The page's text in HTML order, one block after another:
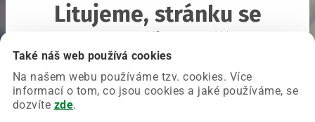
Také náš web používá cookies
Na našem webu používáme tzv. cookies. Více
informací o tom, co jsou cookies a jaké používáme, se
dozvíte zde.
Litujeme, stránku se
Chyba nastala na naší straně a už ji opravujeme.
Zkuste prosím znovu načíst požadovanou stránku.